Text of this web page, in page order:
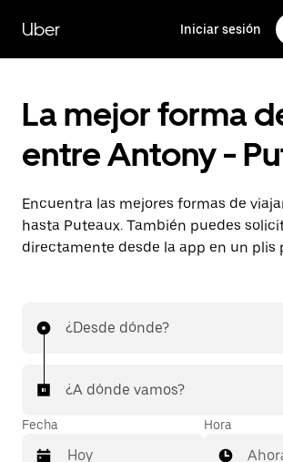
contenido
principal
Uber Iniciar sesión
La mejor forma
entre Antony -
Encuentra las mejores formas de
hasta Puteaux. También puedes
directamente desde la app en un plis
¿Desde dónde?
¿A dónde vamos?
Fecha Hora